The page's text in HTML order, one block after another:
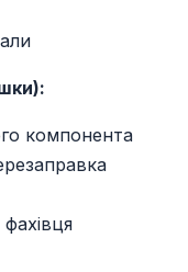
компонента